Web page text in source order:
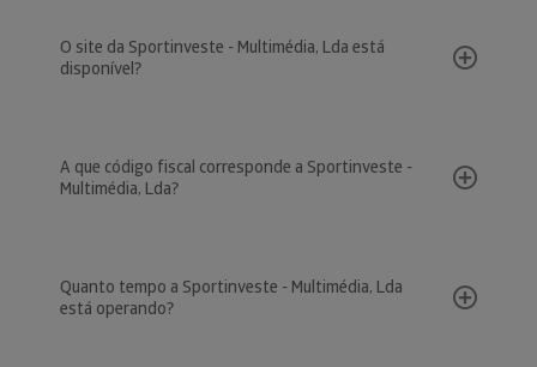
O site da Sportinveste - Multimédia, Lda está
disponível?
A que código fiscal corresponde a Sportinveste -
Multimédia, Lda?
Quanto tempo a Sportinveste - Multimédia, Lda
está operando?